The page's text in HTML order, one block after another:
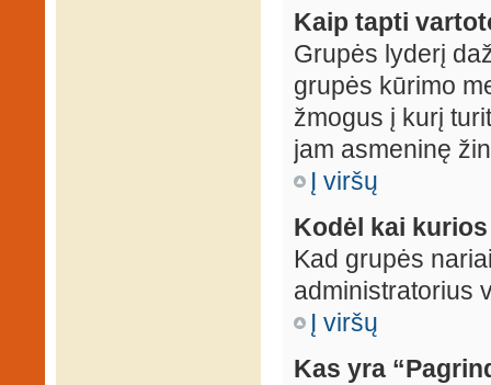
Kaip tapti
Grupės lyderį
grupės kūrimo
žmogus į kurį
jam asmeninę
Į viršų
Kodėl kai
Kad grupės
administratorius
Į viršų
Kas yra